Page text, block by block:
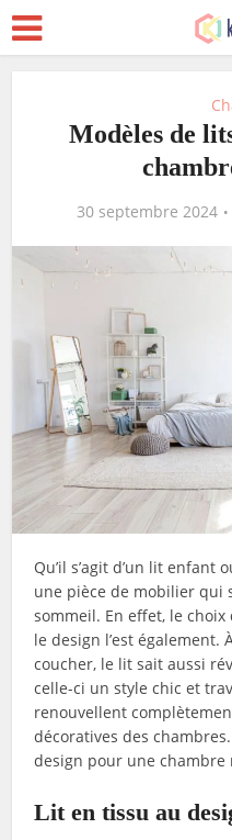
Modèles de
30 septembre 2024
Qu’il s’agit d’un lit enfant
une pièce de mobilier qui
sommeil. En effet, le
le design l’est également.
coucher, le lit sait aussi
celle-ci un style chic et
renouvellent
décoratives des
design pour une chambre
Lit en tissu au